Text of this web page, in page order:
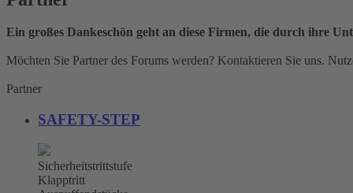
Ein großes Dankeschön geht an diese Firmen, die durch ihre
Möchten Sie Partner des Forums werden? Kontaktieren Sie uns.
Partner
SAFETY-STEP
Sicherheitstrittstufe
Klapptritt